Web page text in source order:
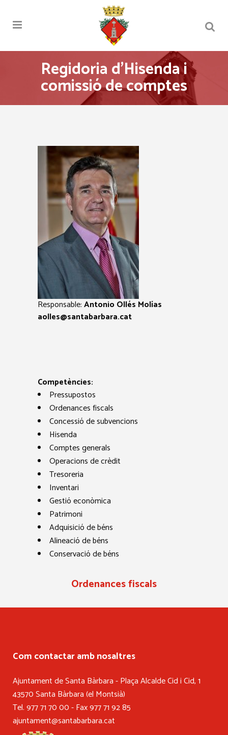
Regidoria d’Hisenda i
comissió de comptes
Responsable:Antonio Ollés Molías
aolles@santabarbara.cat
Competències:
Pressupostos
Ordenances fiscals
Concessió de subvencions
Hisenda
Comptes generals
Operacions de crèdit
Tresoreria
Inventari
Gestió econòmica
Patrimoni
Adquisició de béns
Alineació de béns
Conservació de béns
Ordenances fiscals
Com contactar amb nosaltres
Ajuntament de Santa Bàrbara - Plaça Alcalde Cid i Cid, 1
43570 Santa Bàrbara (el Montsià)
Tel. 977 71 70 00 - Fax 977 71 92 85
ajuntament@santabarbara.cat